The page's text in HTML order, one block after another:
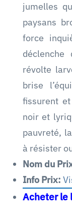
jumelles
paysans
force
révolte
brise
fissurent
noir et
pauvreté,
à résister
Nom du
Info Prix:
Acheter le